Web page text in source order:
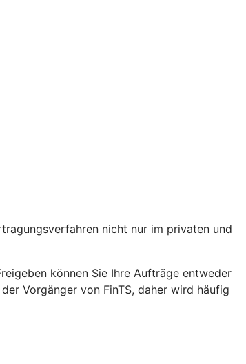
nicht nur im privaten und
können Sie Ihre Aufträge entweder
Vorgänger von FinTS, daher wird häufig